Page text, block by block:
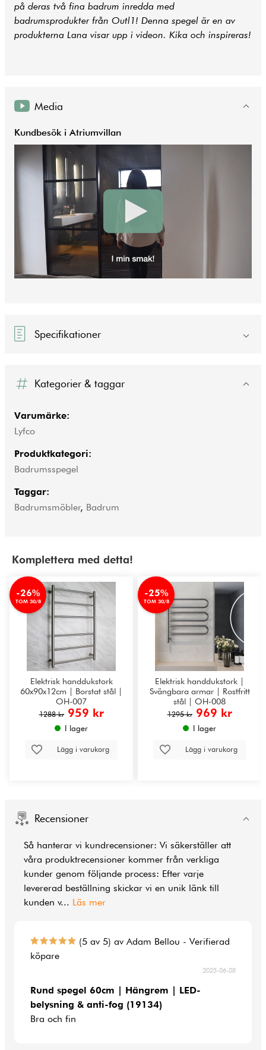
på deras två fina badrum inredda med
badrumsprodukter från Outl1! Denna spegel är en av
produkterna Lana visar upp i videon. Kika och inspireras!
Media
Kundbesök i Atriumvillan
Specifikationer
Kategorier & taggar
Varumärke:
Lyfco
Produktkategori:
Badrumsspegel
Taggar:
Badrumsmöbler, Badrum
Komplettera med detta!
-26%
TOM 30/8
Elektrisk handdukstork
60x90x12cm | Borstat stål |
OH-007
1288 kr 959 kr
I lager
Lägg i varukorg
-25%
TOM 30/8
Elektrisk handdukstork |
Svängbara armar | Rostfritt
stål | OH-008
1295 kr 969 kr
I lager
Lägg i varukorg
Recensioner
Så hanterar vi kundrecensioner: Vi säkerställer att
våra produktrecensioner kommer från verkliga
kunder genom följande process: Efter varje
levererad beställning skickar vi en unik länk till
kunden v... Läs mer
(5 av 5) av Adam Bellou - Verifierad
köpare
2025-06-08
Rund spegel 60cm | Hängrem | LED-
belysning & anti-fog (19134)
Bra och fin